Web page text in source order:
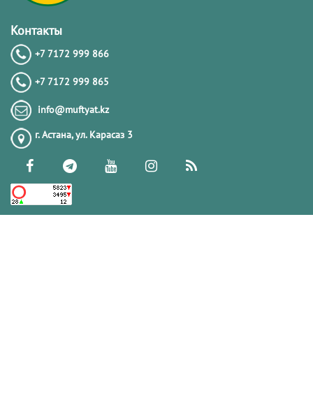
Контакты
+7 7172 999 866
+7 7172 999 865
info@muftyat.kz
г. Астана, ул. Карасаз 3